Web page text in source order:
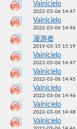
Vainicielo
2022-03-06 14:47
Vainicielo
2022-03-06 14:46
漫游者
2019-03-15 15:19
Vainicielo
2022-03-06 14:47
Vainicielo
2022-03-06 14:45
Vainicielo
2022-03-06 14:46
Vainicielo
2022-03-06 14:48
Vainicielo